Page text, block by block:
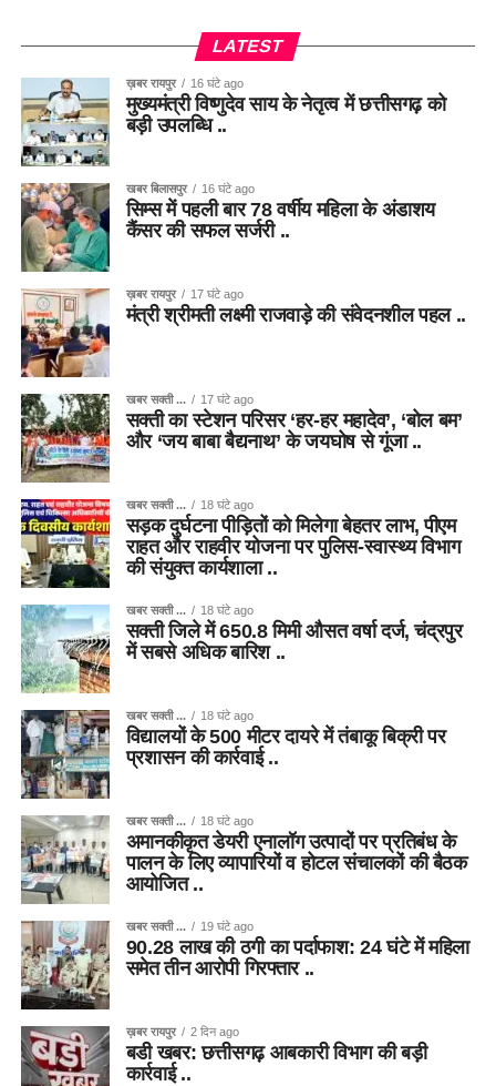
LATEST
ख़बर रायपुर 16 घंटे ago
मुख्यमंत्री विष्णुदेव साय के नेतृत्व में छत्तीसगढ़ को
बड़ी उपलब्धि ..
खबर बिलासपुर 16 घंटे ago
सिम्स में पहली बार 78 वर्षीय महिला के अंडाशय
कैंसर की सफल सर्जरी ..
ख़बर रायपुर 17 घंटे ago
मंत्री श्रीमती लक्ष्मी राजवाड़े की संवेदनशील पहल ..
खबर सक्ती ... 17 घंटे ago
सक्ती का स्टेशन परिसर ‘हर-हर महादेव’, ‘बोल बम’
और ‘जय बाबा बैद्यनाथ’ के जयघोष से गूंजा ..
खबर सक्ती ... 18 घंटे ago
सड़क दुर्घटना पीड़ितों को मिलेगा बेहतर लाभ, पीएम
राहत और राहवीर योजना पर पुलिस-स्वास्थ्य विभाग
की संयुक्त कार्यशाला ..
खबर सक्ती ... 18 घंटे ago
सक्ती जिले में 650.8 मिमी औसत वर्षा दर्ज, चंद्रपुर
में सबसे अधिक बारिश ..
खबर सक्ती ... 18 घंटे ago
विद्यालयों के 500 मीटर दायरे में तंबाकू बिक्री पर
प्रशासन की कार्रवाई ..
खबर सक्ती ... 18 घंटे ago
अमानकीकृत डेयरी एनालॉग उत्पादों पर प्रतिबंध के
पालन के लिए व्यापारियों व होटल संचालकों की बैठक
आयोजित ..
खबर सक्ती ... 19 घंटे ago
90.28 लाख की ठगी का पर्दाफाश: 24 घंटे में महिला
समेत तीन आरोपी गिरफ्तार ..
ख़बर रायपुर 2 दिन ago
बडी खबर: छत्तीसगढ़ आबकारी विभाग की बड़ी
कार्रवाई ..